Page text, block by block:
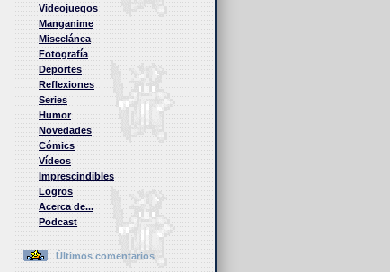
Videojuegos
Manganime
Miscelánea
Fotografía
Deportes
Reflexiones
Series
Humor
Novedades
Cómics
Vídeos
Imprescindibles
Logros
Acerca de...
Podcast
Últimos comentarios